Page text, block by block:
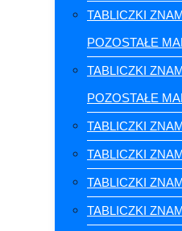
TABLICZKI
POZOSTAŁE
TABLICZKI
POZOSTAŁE
TABLICZKI
TABLICZKI
TABLICZKI
TABLICZKI